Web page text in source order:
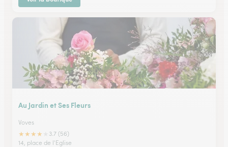
Au Jardin et Ses Fleurs
Voves
★★★★
3.7 (56)
14, place de l'Eglise